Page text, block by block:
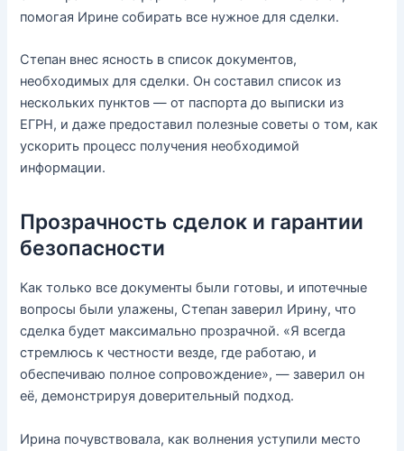
помогая Ирине собирать все нужное для сделки.
Степан внес ясность в список документов,
необходимых для сделки. Он составил список из
нескольких пунктов — от паспорта до выписки из
ЕГРН, и даже предоставил полезные советы о том, как
ускорить процесс получения необходимой
информации.
Прозрачность сделок и гарантии
безопасности
Как только все документы были готовы, и ипотечные
вопросы были улажены, Степан заверил Ирину, что
сделка будет максимально прозрачной. «Я всегда
стремлюсь к честности везде, где работаю, и
обеспечиваю полное сопровождение», — заверил он
её, демонстрируя доверительный подход.
Ирина почувствовала, как волнения уступили место